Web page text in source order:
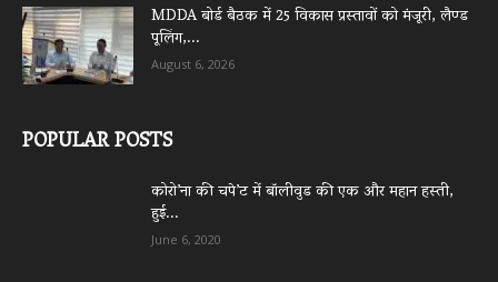
MDDA बोर्ड बैठक में 25 विकास प्रस्तावों को मंजूरी, लैण्ड
पूलिंग,...
August 6, 2026
POPULAR POSTS
कोरो’ना की चपे’ट में बॉलीवुड की एक और महान हस्ती,
हुई...
June 6, 2020